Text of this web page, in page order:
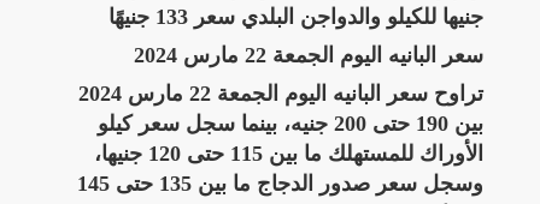
جنيها للكيلو والدواجن البلدي سعر 133 جنيهًا
سعر البانيه اليوم الجمعة 22 مارس 2024
تراوح سعر البانيه اليوم الجمعة 22 مارس 2024
بين 190 حتى 200 جنيه، بينما سجل سعر كيلو
الأوراك للمستهلك ما بين 115 حتى 120 جنيها،
وسجل سعر صدور الدجاج ما بين 135 حتى 145